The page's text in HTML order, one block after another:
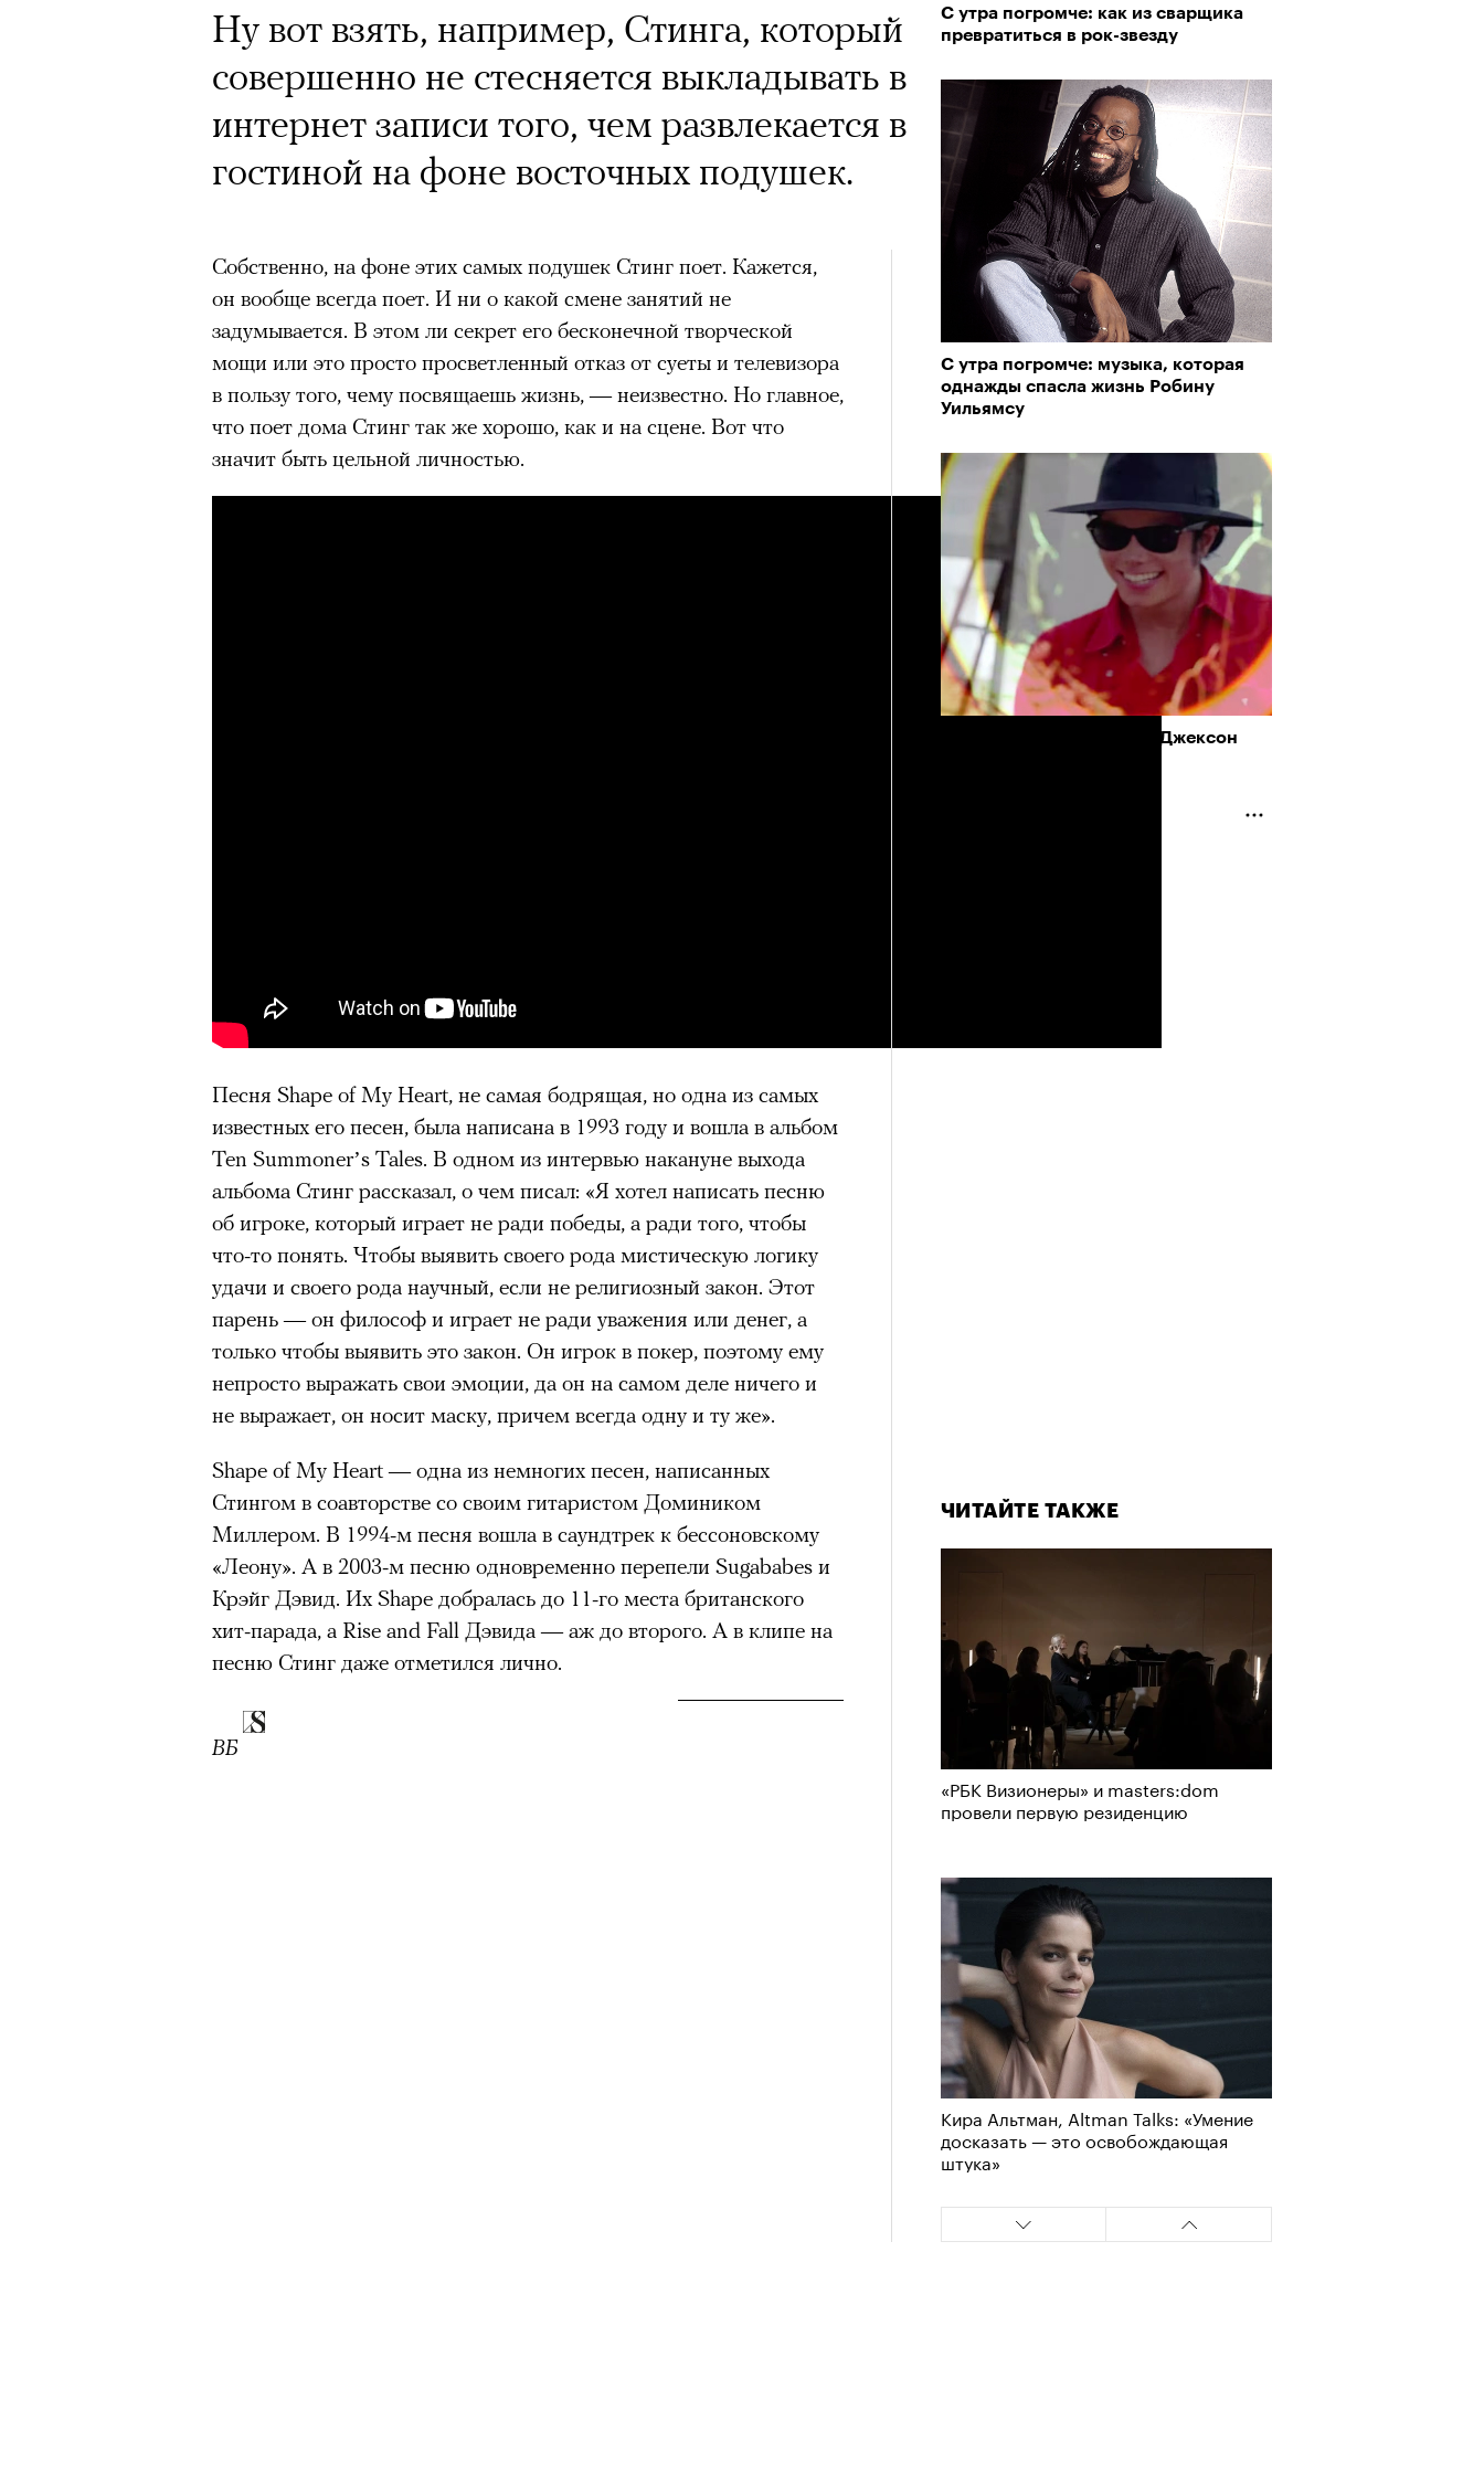
С утра погромче: как из сварщика
превратиться в рок-звезду
С утра погромче: музыка, которая
однажды спасла жизнь Робину
Уильямсу
С утра погромче: Майкл Джексон
ЧИТАЙТЕ ТАКЖЕ
«РБК Визионеры» и masters:dom
провели первую резиденцию
Кира Альтман, Altman Talks: «Умение
досказать — это освобождающая
штука»
Ну вот взять, например, Стинга, который
совершенно не стесняется выкладывать в
интернет записи того, чем развлекается в
гостиной на фоне восточных подушек.
Собственно, на фоне этих самых подушек Стинг поет. Кажется,
он вообще всегда поет. И ни о какой смене занятий не
задумывается. В этом ли секрет его бесконечной творческой
мощи или это просто просветленный отказ от суеты и телевизора
в пользу того, чему посвящаешь жизнь, — неизвестно. Но главное,
что поет дома Стинг так же хорошо, как и на сцене. Вот что
значит быть цельной личностью.
Песня Shape of My Heart, не самая бодрящая, но одна из самых
известных его песен, была написана в 1993 году и вошла в альбом
Ten Summoner’s Tales. В одном из интервью накануне выхода
альбома Стинг рассказал, о чем писал: «Я хотел написать песню
об игроке, который играет не ради победы, а ради того, чтобы
что-то понять. Чтобы выявить своего рода мистическую логику
удачи и своего рода научный, если не религиозный закон. Этот
парень — он философ и играет не ради уважения или денег, а
только чтобы выявить это закон. Он игрок в покер, поэтому ему
непросто выражать свои эмоции, да он на самом деле ничего и
не выражает, он носит маску, причем всегда одну и ту же».
Shape of My Heart — одна из немногих песен, написанных
Стингом в соавторстве со своим гитаристом Домиником
Миллером. В 1994-м песня вошла в саундтрек к бессоновскому
«Леону». А в 2003-м песню одновременно перепели Sugababes и
Крэйг Дэвид. Их Shape добралась до 11-го места британского
хит-парада, а Rise and Fall Дэвида — аж до второго. А в клипе на
песню Стинг даже отметился лично.
ВБ